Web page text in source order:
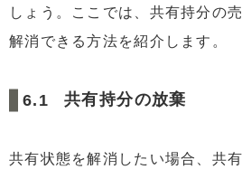
しょう。ここでは、共有持分の
解消できる方法を紹介します。
共有持分の放棄
共有状態を解消したい場合、共